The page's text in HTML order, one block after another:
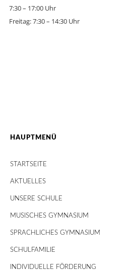
7:30 – 17:00 Uhr
Freitag: 7:30 – 14:30 Uhr
HAUPTMENÜ
STARTSEITE
AKTUELLES
UNSERE SCHULE
MUSISCHES GYMNASIUM
SPRACHLICHES GYMNASIUM
SCHULFAMILIE
INDIVIDUELLE FÖRDERUNG